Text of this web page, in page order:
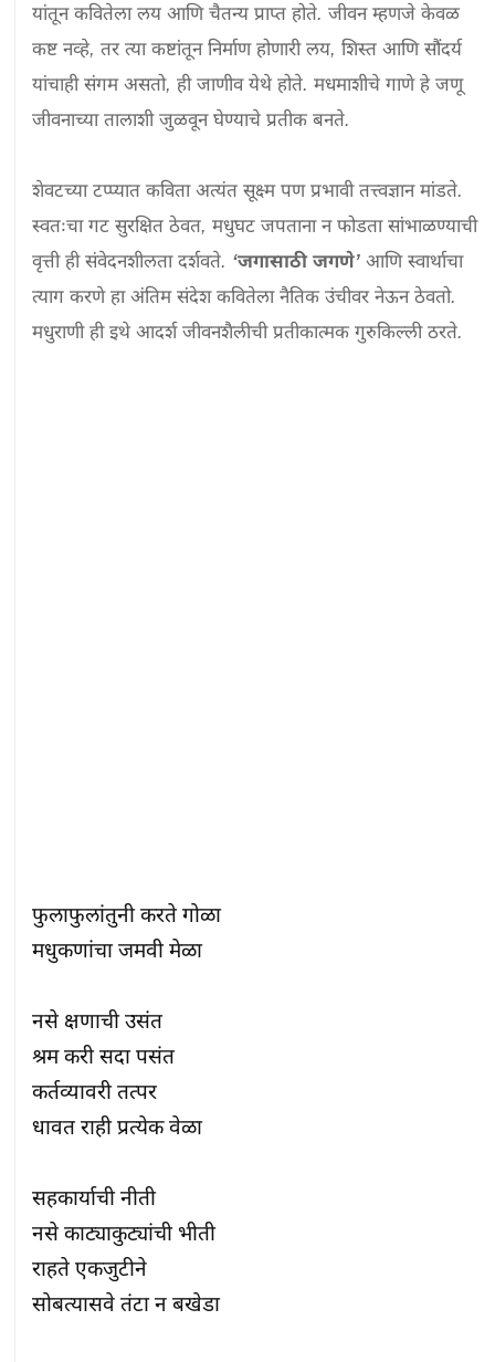
यांतून कवितेला लय आणि चैतन्य प्राप्त होते. जीवन म्हणजे केवळ
कष्ट नव्हे, तर त्या कष्टांतून निर्माण होणारी लय, शिस्त आणि सौंदर्य
यांचाही संगम असतो, ही जाणीव येथे होते. मधमाशीचे गाणे हे जणू
जीवनाच्या तालाशी जुळवून घेण्याचे प्रतीक बनते.
शेवटच्या टप्प्यात कविता अत्यंत सूक्ष्म पण प्रभावी तत्त्वज्ञान मांडते.
स्वतःचा गट सुरक्षित ठेवत, मधुघट जपताना न फोडता सांभाळण्याची
वृत्ती ही संवेदनशीलता दर्शवते. ‘जगासाठी जगणे’ आणि स्वार्थाचा
त्याग करणे हा अंतिम संदेश कवितेला नैतिक उंचीवर नेऊन ठेवतो.
मधुराणी ही इथे आदर्श जीवनशैलीची प्रतीकात्मक गुरुकिल्ली ठरते.
फुलाफुलांतुनी करते गोळा
मधुकणांचा जमवी मेळा
नसे क्षणाची उसंत
श्रम करी सदा पसंत
कर्तव्यावरी तत्पर
धावत राही प्रत्येक वेळा
सहकार्याची नीती
नसे काट्याकुट्यांची भीती
राहते एकजुटीने
सोबत्यासवे तंटा न बखेडा